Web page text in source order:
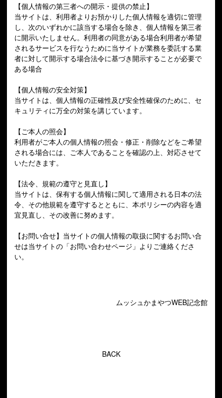
【個人情報の第三者への開示・提供の禁止】
当サイトは、利用者よりお預かりした個人情報を適切に管理
し、次のいずれかに該当する場合を除き、個人情報を第三者
に開示いたしません。利用者の同意がある場合利用者が希望
されるサービスを行なうために当サイトが業務を委託する業
者に対して開示する場合法令に基づき開示することが必要で
ある場合
【個人情報の安全対策】
当サイトは、個人情報の正確性及び安全性確保のために、セ
キュリティに万全の対策を講じています。
【ご本人の照会】
利用者がご本人の個人情報の照会・修正・削除などをご希望
される場合には、ご本人であることを確認の上、対応させて
いただきます。
【法令、規範の遵守と見直し】
当サイトは、保有する個人情報に関して適用される日本の法
令、その他規範を遵守するとともに、本ポリシーの内容を適
宜見直し、その改善に努めます。
【お問い合せ】当サイトの個人情報の取扱に関するお問い合
せは当サイトの「お問い合わせページ」よりご連絡くださ
い。
ムッシュかまやつWEB記念館
BACK